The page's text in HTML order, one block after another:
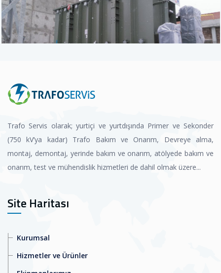
Trafo Servis olarak; yurtiçi ve yurtdışında Primer ve Sekonder
(750 kV’ya kadar) Trafo Bakım ve Onarım, Devreye alma,
montaj, demontaj, yerinde bakım ve onarım, atölyede bakım ve
onarım, test ve mühendislik hizmetleri de dahil olmak üzere...
Site Haritası
Kurumsal
Hizmetler ve Ürünler